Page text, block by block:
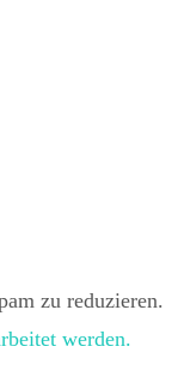
zu reduzieren.
werden.